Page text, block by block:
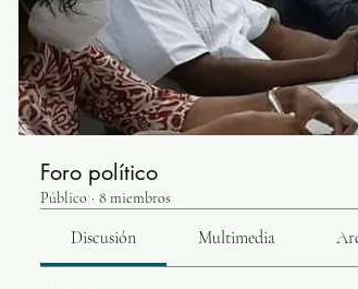
Foro político
Público · 8 miembros
Discusión Multimedia